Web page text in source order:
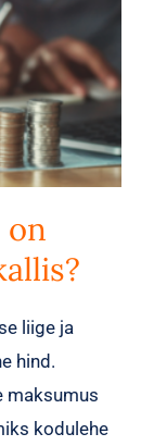
on
liige ja
hind.
maksumus
kodulehe